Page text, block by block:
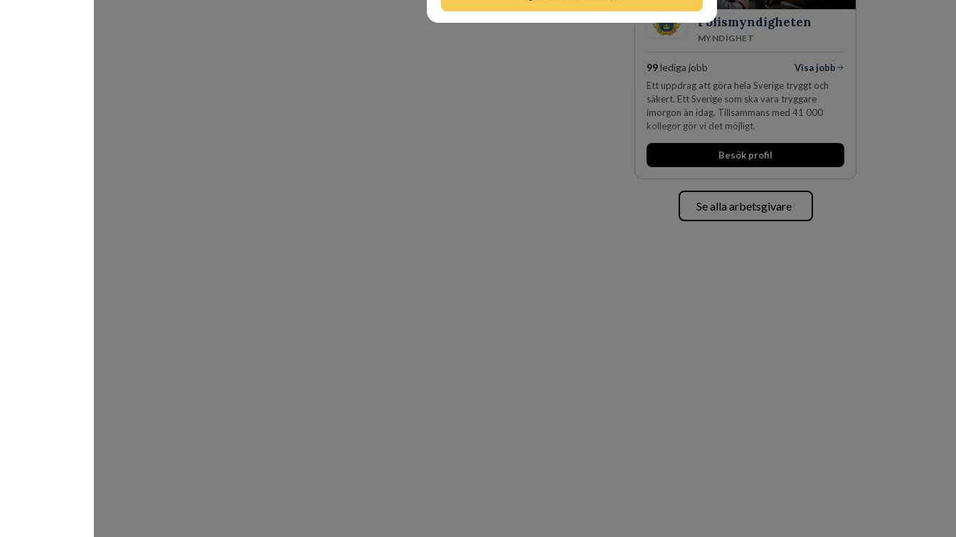
Polismyndigheten
MYNDIGHET
99 lediga jobb
Visa jobb
Ett uppdrag att göra hela Sverige tryggt och
säkert. Ett Sverige som ska vara tryggare
imorgon än idag. Tillsammans med 41 000
kollegor gör vi det möjligt.
Besök profil
Se alla arbetsgivare